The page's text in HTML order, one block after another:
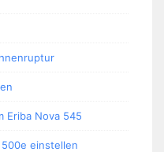
Eriba Nova 545
einstellen